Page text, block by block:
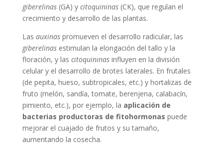
giberelinas(GA) y citoquininas(CK), que regulan el
crecimiento y desarrollo de las plantas.
Las auxinaspromueven el desarrollo radicular, las
giberelinasestimulan la elongación del tallo y la
floración, y las citoquininasinfluyen en la división
celular y el desarrollo de brotes laterales. En frutales
(de pepita, hueso, subtropicales, etc.) y hortalizas de
fruto (melón, sandía, tomate, berenjena, calabacín,
pimiento, etc.), por ejemplo, la aplicación de
bacterias productoras de fitohormonas puede
mejorar el cuajado de frutos y su tamaño,
aumentando la cosecha.